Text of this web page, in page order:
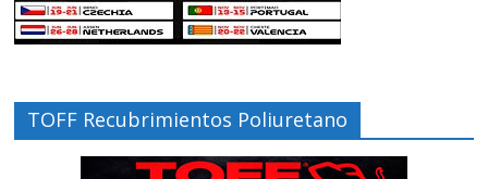
TOFF Recubrimientos Poliuretano